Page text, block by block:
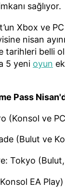
sağlıyor.
Xbox ve
nisan
tarihleri belli
5 yeni oyun
Pass
(Konsol ve
(Bulut ve
Tokyo
EA